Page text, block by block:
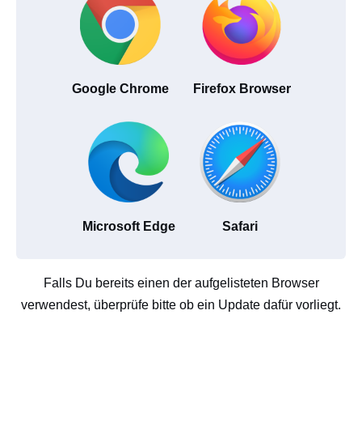
Google Chrome Firefox Browser
Microsoft Edge Safari
Falls Du bereits einen der aufgelisteten Browser
verwendest, überprüfe bitte ob ein Update dafür vorliegt.